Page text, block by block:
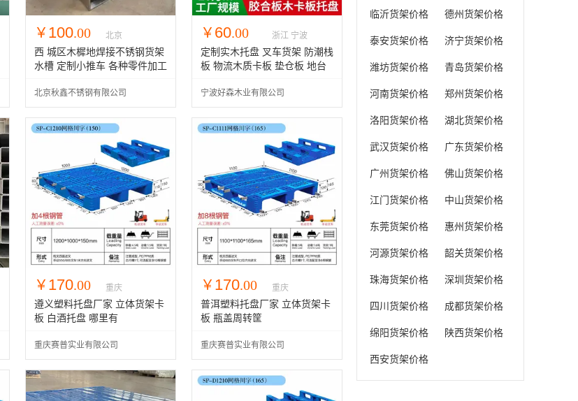
￥ 100.00 北京
西 城区木樨地焊接不锈钢货架
水槽 定制小推车 各种零件加工
北京秋鑫不锈钢有限公司
￥ 60.00 浙江 宁波
定制实木托盘 叉车货架 防潮栈
板 物流木质卡板 垫仓板 地台
宁波好森木业有限公司
￥ 170.00 重庆
遵义塑料托盘厂家 立体货架卡
板 白酒托盘 哪里有
重庆赛普实业有限公司
￥ 170.00 重庆
普洱塑料托盘厂家 立体货架卡
板 瓶盖周转筐
重庆赛普实业有限公司
临沂货架价格 德州货架价格
泰安货架价格 济宁货架价格
潍坊货架价格 青岛货架价格
河南货架价格 郑州货架价格
洛阳货架价格 湖北货架价格
武汉货架价格 广东货架价格
广州货架价格 佛山货架价格
江门货架价格 中山货架价格
东莞货架价格 惠州货架价格
河源货架价格 韶关货架价格
珠海货架价格 深圳货架价格
四川货架价格 成都货架价格
绵阳货架价格 陕西货架价格
西安货架价格